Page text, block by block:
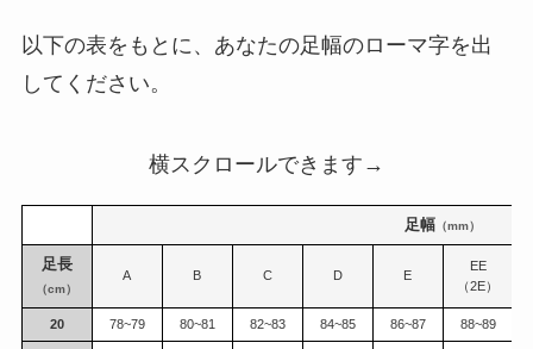
以下の表をもとに、あなたの足幅のローマ字を出
してください。
横スクロールできます→
足幅 （mm）
足長
（cm）
A B C D E
EE
（2E）
20 78~79 80~81 82~83 84~85 86~87 88~89